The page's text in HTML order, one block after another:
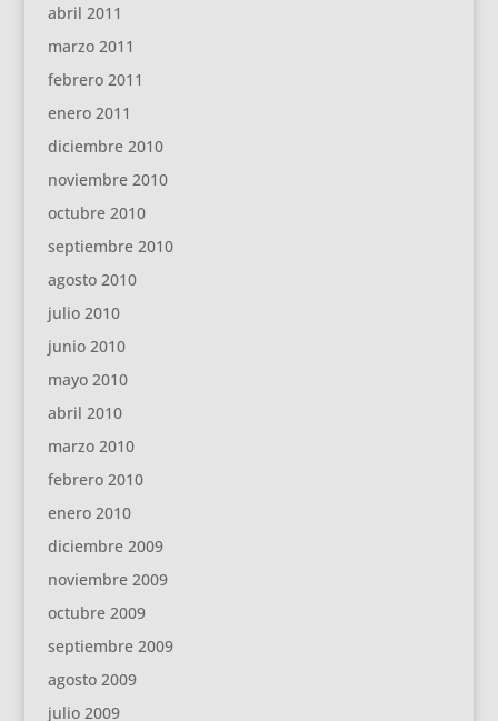
abril 2011
marzo 2011
febrero 2011
enero 2011
diciembre 2010
noviembre 2010
octubre 2010
septiembre 2010
agosto 2010
julio 2010
junio 2010
mayo 2010
abril 2010
marzo 2010
febrero 2010
enero 2010
diciembre 2009
noviembre 2009
octubre 2009
septiembre 2009
agosto 2009
julio 2009